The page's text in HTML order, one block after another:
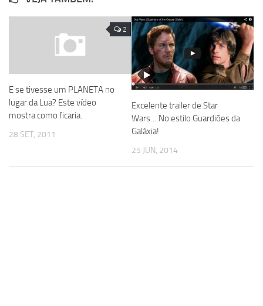
2
E se tivesse um PLANETA no
lugar da Lua? Este vídeo
mostra como ficaria.
28 SET, 2011
Excelente trailer de Star
Wars… No estilo Guardiões da
Galáxia!
25 JUN, 2014